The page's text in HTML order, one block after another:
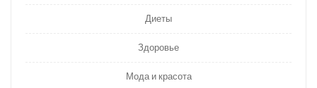
Диеты
Здоровье
Мода и красота